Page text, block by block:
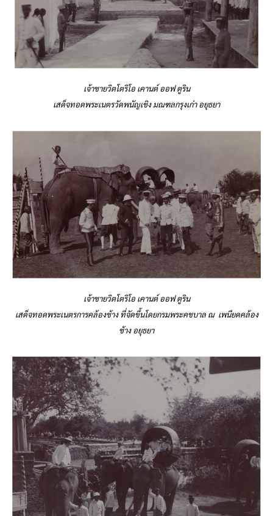
เจ้าชายวิตโตริโอ เคานต์ ออฟ ตูริน
เสด็จทอดพระเนตรวัดพนัญเชิง มณฑลกรุงเก่า อยุธยา
เจ้าชายวิตโตริโอ เคานต์ ออฟ ตูริน
เสด็จทอดพระเนตรการคล้องช้าง ที่จัดขึ้นโดยกรมพระคชบาล ณ เพนียดคล้อง
ช้าง อยุธยา